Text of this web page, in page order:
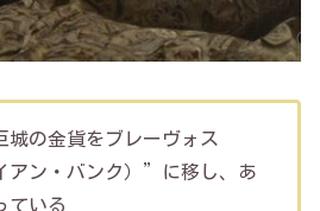
城の金貨をブレーヴォス
アン・バンク）”に移し、あ
ている